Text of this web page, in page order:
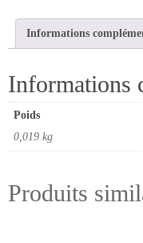
pour
défonceuse
Informations
Informations
Poids
0,019 kg
Produits